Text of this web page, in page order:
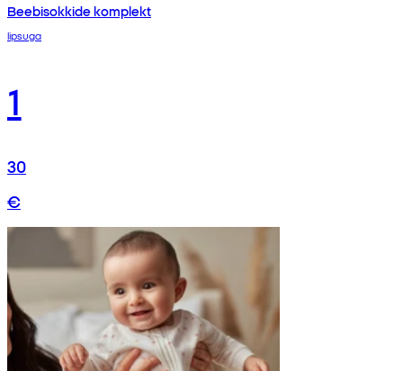
Beebisokkide komplekt
lipsuga
1
30
€